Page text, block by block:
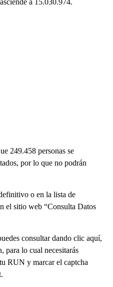
249.458 personas se
por lo que no podrán
o en la lista de
el sitio web “Consulta Datos
consultar dando clic aquí,
para lo cual necesitarás
RUN y marcar el captcha